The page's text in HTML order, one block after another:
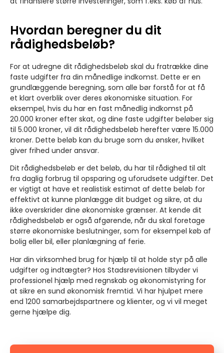
Hvordan beregner du dit
rådighedsbeløb?
For at udregne dit rådighedsbeløb skal du fratrække dine
faste udgifter fra din månedlige indkomst. Dette er en
grundlæggende beregning, som alle bør forstå for at få
et klart overblik over deres økonomiske situation. For
eksempel, hvis du har en fast månedlig indkomst på
20.000 kroner efter skat, og dine faste udgifter beløber sig
til 5.000 kroner, vil dit rådighedsbeløb herefter være 15.000
kroner. Dette beløb kan du bruge som du ønsker, hvilket
giver frihed under ansvar.
Dit rådighedsbeløb er det beløb, du har til rådighed til alt
fra daglig forbrug til opsparing og uforudsete udgifter. Det
er vigtigt at have et realistisk estimat af dette beløb for
effektivt at kunne planlægge dit budget og sikre, at du
ikke overskrider dine økonomiske grænser. At kende dit
rådighedsbeløb er også afgørende, når du skal foretage
større økonomiske beslutninger, som for eksempel køb af
bolig eller bil, eller planlægning af ferie.
Har din virksomhed brug for hjælp til at holde styr på alle
udgifter og indtægter? Hos Stadsrevisionen tilbyder vi
professionel hjælp med regnskab og økonomistyring for
at sikre en sund økonomisk fremtid. Vi har hjulpet mere
end 1200 samarbejdspartnere og klienter, og vi vil meget
gerne hjælpe dig.